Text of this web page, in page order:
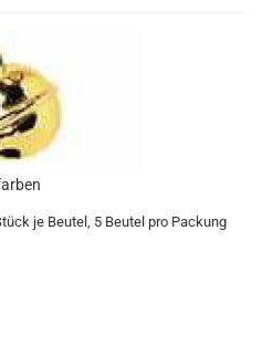
je Beutel, 5 Beutel pro Packung